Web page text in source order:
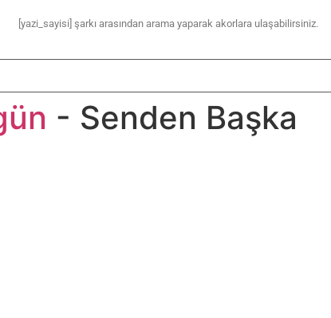
[yazi_sayisi] şarkı arasından arama yaparak akorlara ulaşabilirsiniz.
- Senden Başka